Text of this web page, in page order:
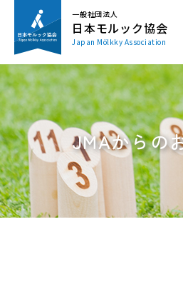
一般社団法人
日本モルック協会
Japan Mölkky Association
JMAからの